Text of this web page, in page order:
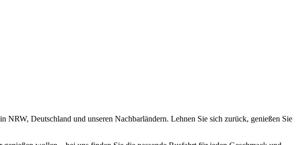
NRW, Deutschland und unseren Nachbarländern. Lehnen Sie sich zurück, genießen Sie